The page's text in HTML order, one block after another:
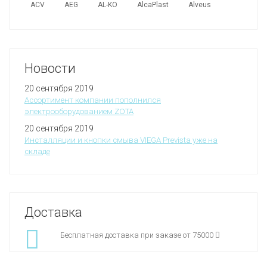
ACV AEG AL-KO AlcaPlast Alveus
Новости
20 сентября 2019
Ассортимент компании пополнился
электрооборудованием ZOTA
20 сентября 2019
Инсталляции и кнопки смыва VIEGA Prevista уже на
складе
Доставка
Бесплатная доставка при заказе от 75000